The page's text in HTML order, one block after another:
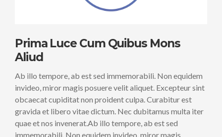
Prima Luce Cum Quibus Mons
Aliud
Ab illo tempore, ab est sed immemorabili. Non equidem
invideo, miror magis posuere velit aliquet. Excepteur sint
obcaecat cupiditat non proident culpa. Curabitur est
gravida et libero vitae dictum. Nec dubitamus multa iter
quae et nos invenerat.Ab illo tempore, ab est sed
immemorabili. Non equidem invideo, miror magis